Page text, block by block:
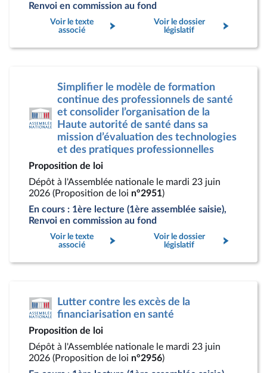
Renvoi en commission au fond
Voir le texte
associé
Voir le dossier
législatif
Simplifier le modèle de formation
continue des professionnels de santé
et consolider l’organisation de la
Haute autorité de santé dans sa
mission d’évaluation des technologies
et des pratiques professionnelles
Proposition de loi
Dépôt à l'Assemblée nationale le mardi 23 juin
2026 (Proposition de loi n°2951)
En cours : 1ère lecture (1ère assemblée saisie),
Renvoi en commission au fond
Voir le texte
associé
Voir le dossier
législatif
Lutter contre les excès de la
financiarisation en santé
Proposition de loi
Dépôt à l'Assemblée nationale le mardi 23 juin
2026 (Proposition de loi n°2956)